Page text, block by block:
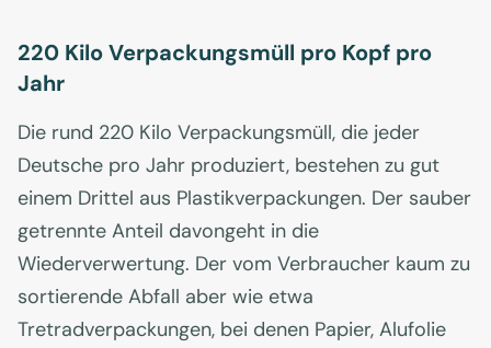
220 Kilo Verpackungsmüll pro Kopf pro
Jahr
Die rund 220 Kilo Verpackungsmüll, die jeder
Deutsche pro Jahr produziert, bestehen zu gut
einem Drittel aus Plastikverpackungen. Der sauber
getrennte Anteil davongeht in die
Wiederverwertung. Der vom Verbraucher kaum zu
sortierende Abfall aber wie etwa
Tretradverpackungen, bei denen Papier, Alufolie